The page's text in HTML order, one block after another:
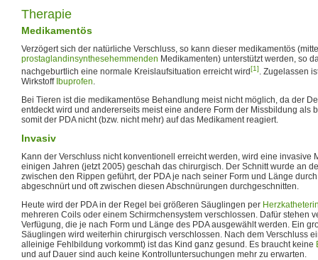
Therapie
Medikamentös
Verzögert sich der natürliche Verschluss, so kann dieser medikamentös
prostaglandinsynthesehemmenden Medikamenten) unterstützt werden, so
nachgeburtlich eine normale Kreislaufsituation erreicht wird[1]. Zugelassen
Wirkstoff Ibuprofen.
Bei Tieren ist die medikamentöse Behandlung meist nicht möglich, da der
entdeckt wird und andererseits meist eine andere Form der Missbildung als
somit der PDA nicht (bzw. nicht mehr) auf das Medikament reagiert.
Invasiv
Kann der Verschluss nicht konventionell erreicht werden, wird eine invasive
einigen Jahren (jetzt 2005) geschah das chirurgisch. Der Schnitt wurde an
zwischen den Rippen geführt, der PDA je nach seiner Form und Länge
abgeschnürt und oft zwischen diesen Abschnürungen durchgeschnitten.
Heute wird der PDA in der Regel bei größeren Säuglingen per
mehreren Coils oder einem Schirmchensystem verschlossen. Dafür stehen
Verfügung, die je nach Form und Länge des PDA ausgewählt werden. Ein
Säuglingen wird weiterhin chirurgisch verschlossen. Nach dem Verschluss
alleinige Fehlbildung vorkommt) ist das Kind ganz gesund. Es braucht keine
und auf Dauer sind auch keine Kontrolluntersuchungen mehr zu erwarten.